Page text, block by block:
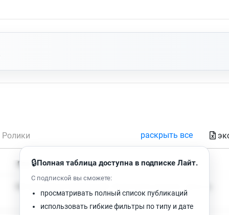
Ролики раскрыть все
Просмотров Время чтения
🔒Полная таблица доступна в подписке Лайт.
С подпиской вы сможете:
просматривать полный список публикаций
использовать гибкие фильтры по типу и дате